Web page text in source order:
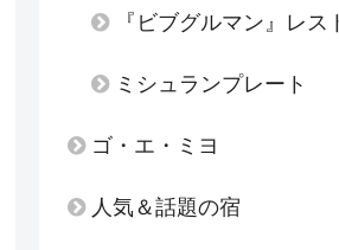
『ビブグルマン』レス
ミシュランプレート
ゴ・エ・ミヨ
人気＆話題の宿